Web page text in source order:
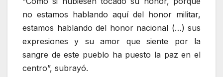
no estamos hablando aquí del honor militar,
estamos hablando del honor nacional (…) sus
expresiones y su amor que siente por la
sangre de este pueblo ha puesto la paz en el
centro”, subrayó.